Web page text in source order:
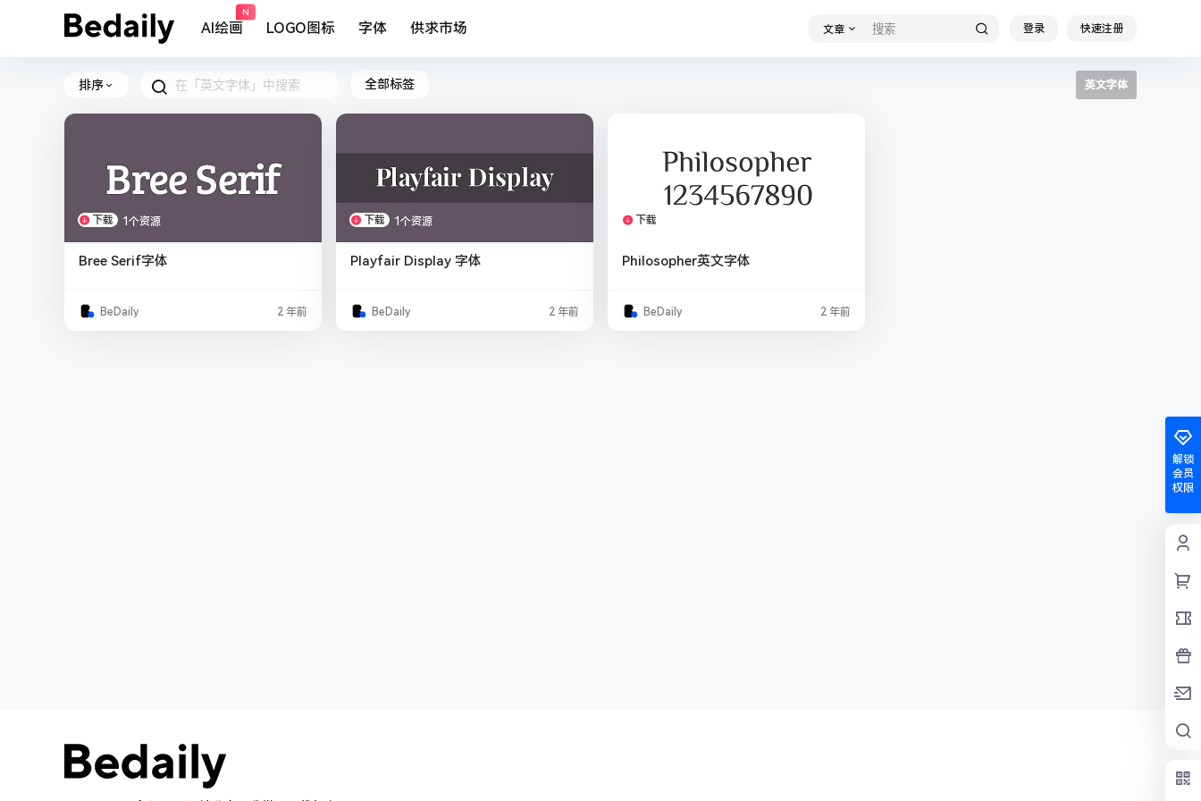
AI绘画
N
LOGO图标 字体 供求市场 文章 登录 快速注册
排序 全部标签 英文字体
下载 1个资源
Bree Serif字体
BeDaily 2 年前
下载 1个资源
Playfair Display 字体
BeDaily 2 年前
下载
Philosopher英文字体
BeDaily 2 年前
解锁
会员
权限